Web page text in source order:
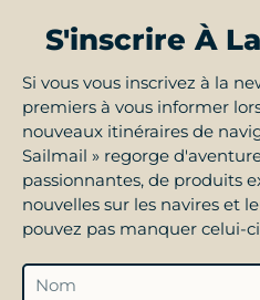
S'inscrire À
Si vous vous inscrivez à la
premiers à vous informer
nouveaux itinéraires de
Sailmail » regorge
passionnantes, de produits
nouvelles sur les navires et
pouvez pas manquer celui-